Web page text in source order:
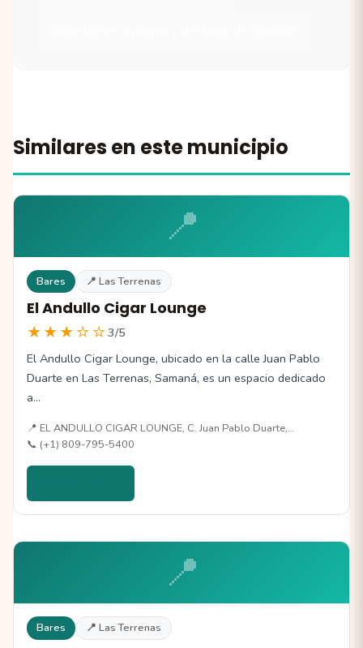
Similares en este municipio
📍
Bares 📍 Las Terrenas
El Andullo Cigar Lounge
★★★☆☆3/5
El Andullo Cigar Lounge, ubicado en la calle Juan Pablo
Duarte en Las Terrenas, Samaná, es un espacio dedicado
a…
📍 EL ANDULLO CIGAR LOUNGE, C. Juan Pablo Duarte,…
📞 (+1) 809-795-5400
📍
Bares 📍 Las Terrenas